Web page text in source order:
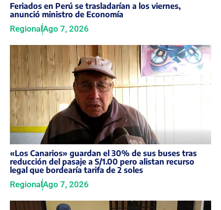
Feriados en Perú se trasladarían a los viernes,
anunció ministro de Economía
RegionalAgo 7, 2026
«Los Canarios» guardan el 30% de sus buses tras
reducción del pasaje a S/1.00 pero alistan recurso
legal que bordearía tarifa de 2 soles
RegionalAgo 7, 2026